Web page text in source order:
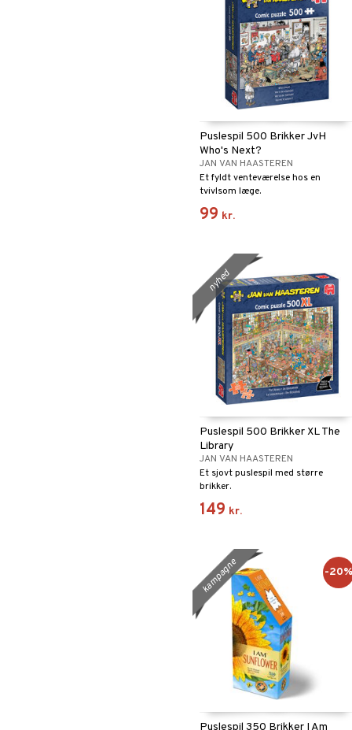
Puslespil 500 Brikker JvH
Who's Next?
JAN VAN HAASTEREN
Et fyldt venteværelse hos en
tvivlsom læge.
99 kr.
Puslespil 500 Brikker XL The
Library
JAN VAN HAASTEREN
Et sjovt puslespil med større
brikker.
149 kr.
nyhed
Puslespil 350 Brikker I Am
kampagne -